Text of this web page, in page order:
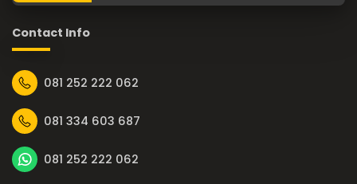
Contact Info
081 252 222 062
081 334 603 687
081 252 222 062